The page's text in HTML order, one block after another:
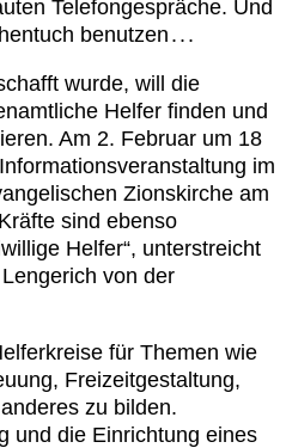
Telefongespräche. Und
benutzen . . .
wurde, will die
Helfer finden und
Am 2. Februar um 18
im
Zionskirche am
sind ebenso
Helfer“, unterstreicht
von der
für Themen wie
Freizeitgestaltung,
zu bilden.
und die Einrichtung eines